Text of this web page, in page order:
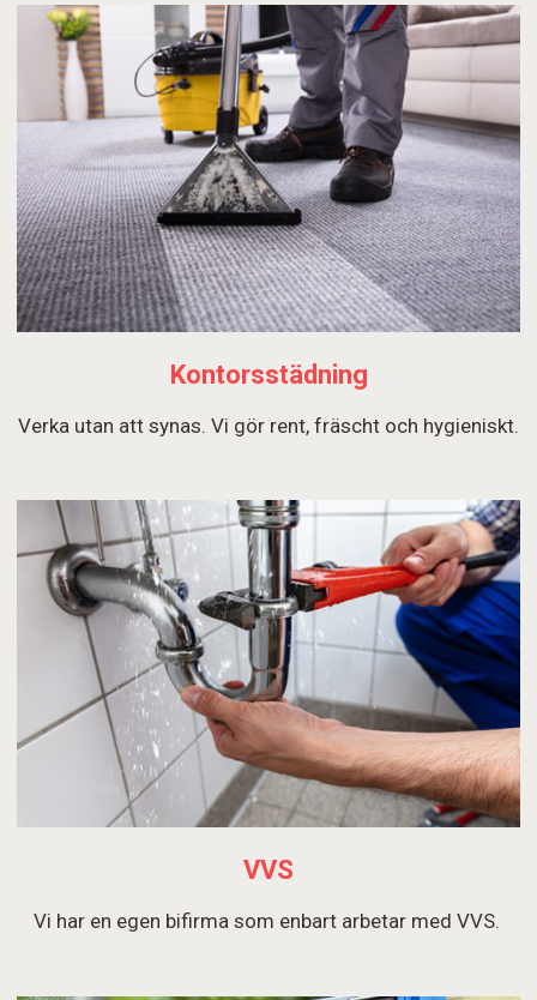
Kontorsstädning
Verka utan att synas. Vi gör rent, fräscht och hygieniskt.
VVS
Vi har en egen bifirma som enbart arbetar med VVS.